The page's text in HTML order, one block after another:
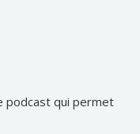
podcast qui permet